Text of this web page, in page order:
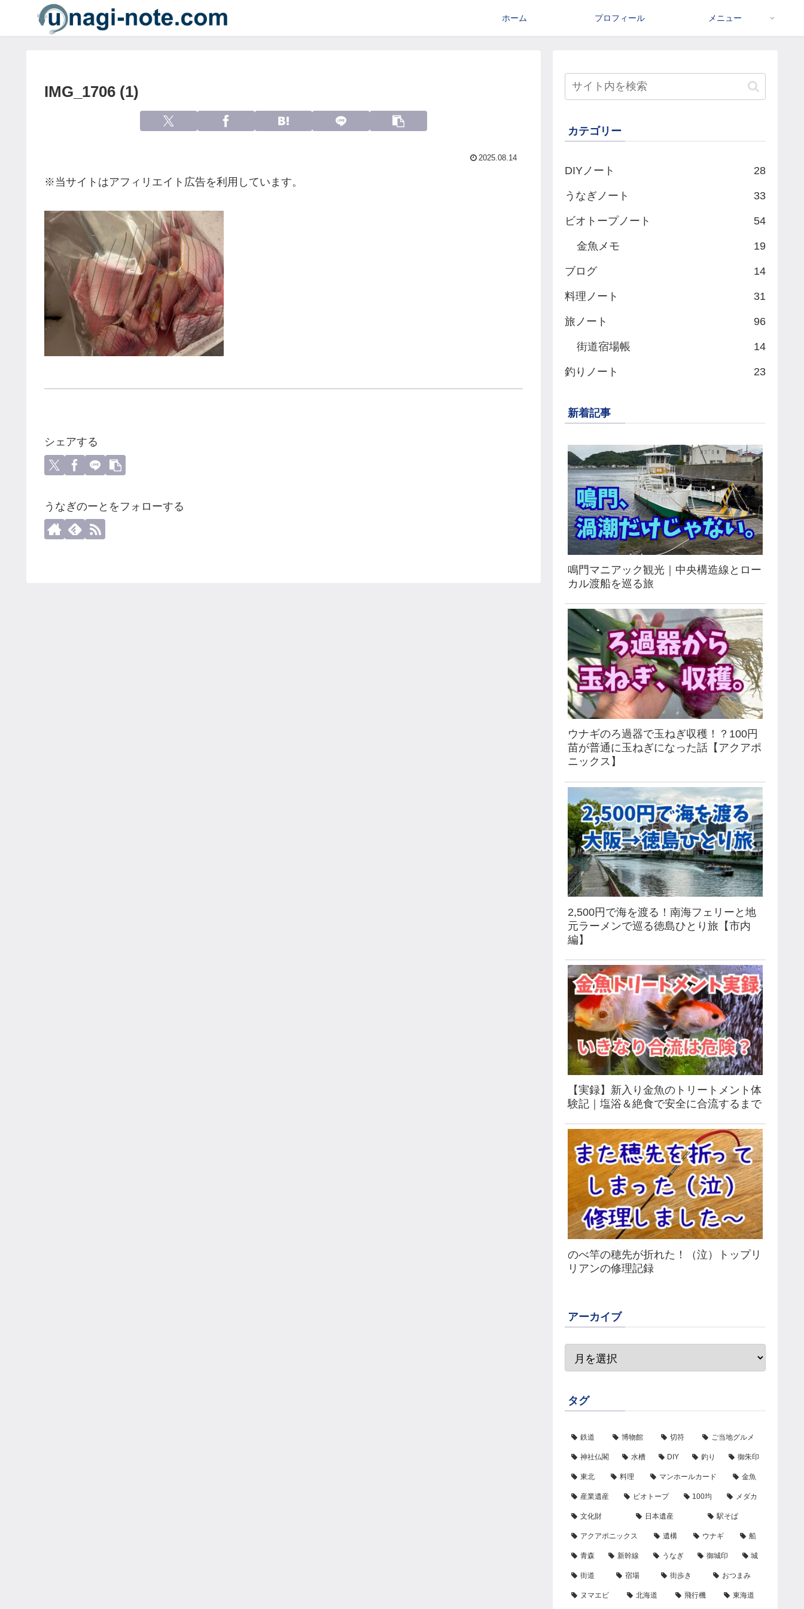
ホーム プロフィール メニュー
IMG_1706 (1)
2025.08.14
※当サイトはアフィリエイト広告を利用しています。
シェアする
うなぎのーとをフォローする
カテゴリー
DIYノート 28
うなぎノート 33
ビオトープノート 54
金魚メモ 19
ブログ 14
料理ノート 31
旅ノート 96
街道宿場帳 14
釣りノート 23
新着記事
鳴門マニアック観光｜中央構造線とロー
カル渡船を巡る旅
ウナギのろ過器で玉ねぎ収穫！？100円
苗が普通に玉ねぎになった話【アクアポ
ニックス】
2,500円で海を渡る！南海フェリーと地
元ラーメンで巡る徳島ひとり旅【市内
編】
【実録】新入り金魚のトリートメント体
験記｜塩浴＆絶食で安全に合流するまで
のべ竿の穂先が折れた！（泣）トップリ
リアンの修理記録
アーカイブ
タグ
鉄道 博物館 切符 ご当地グルメ
神社仏閣 水槽 DIY 釣り 御朱印
東北 料理 マンホールカード 金魚
産業遺産 ビオトープ 100均 メダカ
文化財 日本遺産 駅そば
アクアポニックス 遺構 ウナギ 船
青森 新幹線 うなぎ 御城印 城
街道 宿場 街歩き おつまみ
ヌマエビ 北海道 飛行機 東海道